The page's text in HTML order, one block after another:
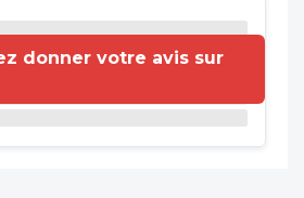
donner votre avis sur